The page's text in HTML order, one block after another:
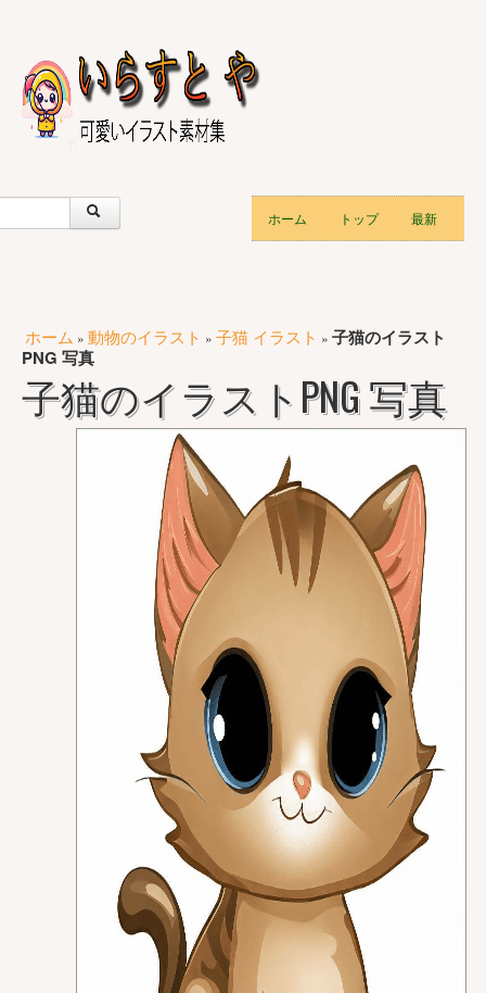
ホーム トップ 最新
ホーム » 動物のイラスト » 子猫 イラスト » 子猫のイラスト
PNG 写真
子猫のイラストPNG 写真